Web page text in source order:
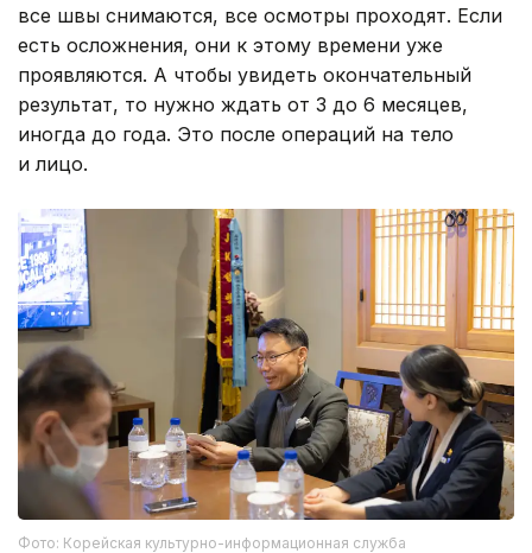
все швы снимаются, все осмотры проходят. Если
есть осложнения, они к этому времени уже
проявляются. А чтобы увидеть окончательный
результат, то нужно ждать от 3 до 6 месяцев,
иногда до года. Это после операций на тело
и лицо.
Фото: Корейская культурно-информационная служба